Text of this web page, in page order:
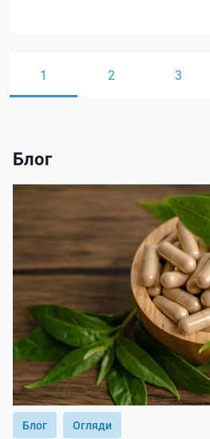
1 2 3
Блог
Блог Огляди